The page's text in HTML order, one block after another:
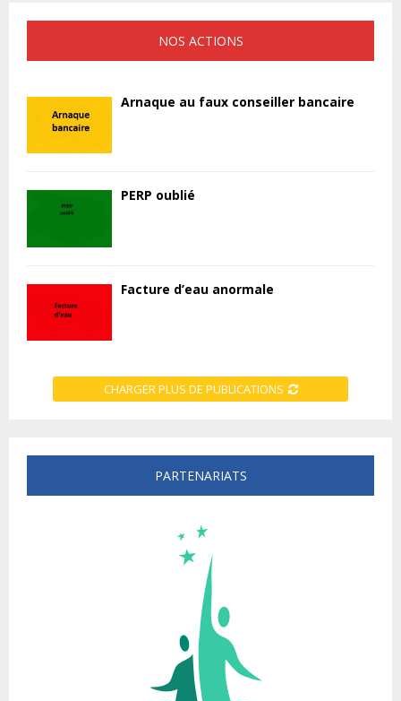
NOS ACTIONS
Arnaque au faux conseiller bancaire
PERP oublié
Facture d’eau anormale
CHARGER PLUS DE PUBLICATIONS
PARTENARIATS